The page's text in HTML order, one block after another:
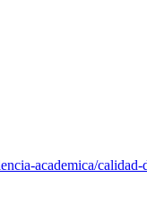
academica/